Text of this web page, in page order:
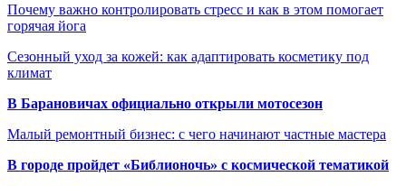
Почему важно контролировать стресс и как в этом помогает
горячая йога
Сезонный уход за кожей: как адаптировать косметику под
климат
В Барановичах официально открыли мотосезон
Малый ремонтный бизнес: с чего начинают частные мастера
В городе пройдет «Библионочь» с космической тематикой